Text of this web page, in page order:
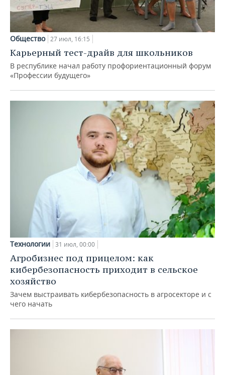
Общество 27 июл, 16:15
Карьерный тест-драйв для школьников
В республике начал работу профориентационный форум
«Профессии будущего»
Технологии 31 июл, 00:00
Агробизнес под прицелом: как
кибербезопасность приходит в сельское
хозяйство
Зачем выстраивать кибербезопасность в агросекторе и с
чего начать